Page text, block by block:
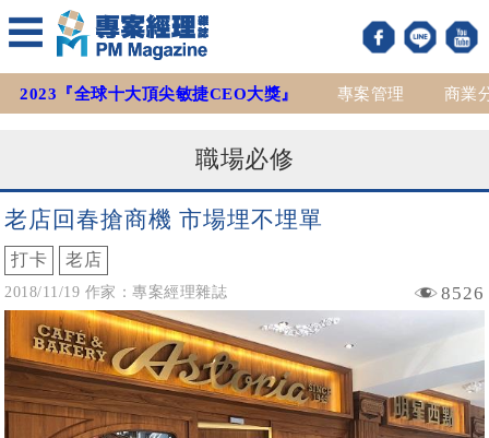
2023『全球十大頂尖敏捷CEO大獎』 專案管理 商業
職場必修
老店回春搶商機 市場埋不埋單
打卡 老店
2018/11/19 作家：專案經理雜誌 8526